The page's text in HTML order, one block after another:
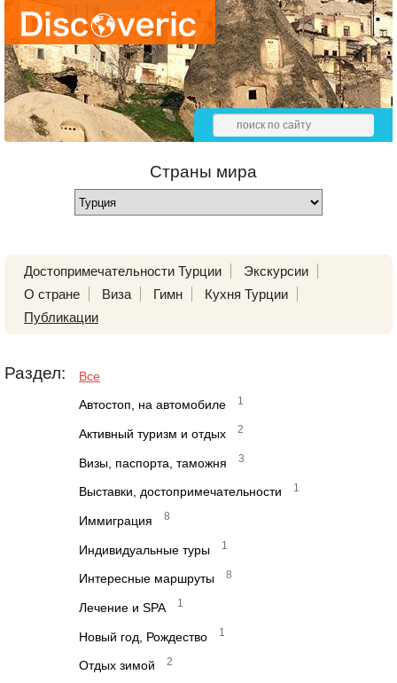
Страны мира
Достопримечательности Турции
Экскурсии
О стране
Виза Гимн
Кухня Турции
Публикации
Раздел: Все
Автостоп, на автомобиле 1
Активный туризм и отдых 2
Визы, паспорта, таможня 3
Выставки, достопримечательности 1
Иммиграция 8
Индивидуальные туры 1
Интересные маршруты 8
Лечение и SPA 1
Новый год, Рождество 1
Отдых зимой 2